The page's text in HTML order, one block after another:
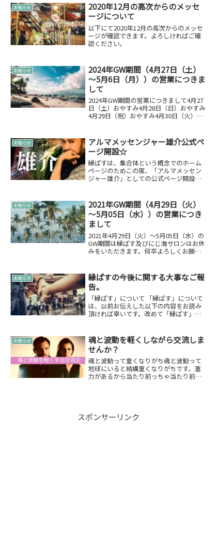
お知らせ
2020年12月の高次からのメッセ
ージについて
以下にて2020年12月の高次からのメッセ
ージが確認できます。よろしければご確
認ください。
お知らせ
2024年GW期間（4月27日（土）
～5月6日（月））の営業につきま
して
2024年GW期間の営業につきまして4月27
日（土）おやすみ4月28日（日）おやすみ
4月29日（祝）おやすみ4月30日（火）お
4日（祝）おやすみ5月5日（祝）おやす...
お知らせ
アルマメッセンジャー雄介公式ペ
ージ開設☆
縁ぱすは、集合体という概念でのホーム
ページのためこの度、「アルマメッセン
ジャー雄介」としての公式ページ開設さ
する集合体としてこのまま存在し 「アル
マメッセンジャー雄介...
お知らせ
2021年GW期間（4月29日（火）
～5月05日（水））の営業につき
まして
2021年4月29日（火）～5月05日（水）の
GW期間は縁ぱす及びにじ海サロンはお休
みをいただきます。何卒よろしくお願い
お知らせ
縁ぱすの今後に関する大事なご報
告。
「縁ぱす」について 「縁ぱす」について
は、以前お伝えした以下の内容をお読み
頂ければ幸いです。改めて「縁ぱす」に
体だよ～とお話をさせていただきまし
た。今後について縁ぱす...
お知らせ
魂と波動を軽くしながら交流しま
せんか？
魂と波動って重くなりがち魂と波動って
地球にいると結構重くなりがちです。重
力があるから当たり前っちゃ当たり前な
スポンサーリンク